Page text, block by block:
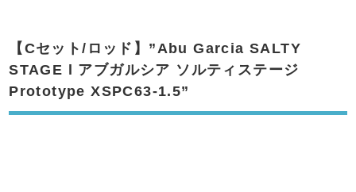
【Cセット/ロッド】”Abu Garcia SALTY
STAGE l アブガルシア ソルティステージ
Prototype XSPC63-1.5”